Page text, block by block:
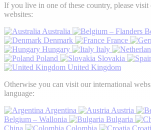
If you live in one of these country, please visit
websites:
Australia
Denmark
France
Hungary
Italy
Poland
Slovakia
United Kingdom
Otherwise you can visit our international
language:
Argentina
Austria
Belgium – Wallonia
Bulgaria
China
Colombia